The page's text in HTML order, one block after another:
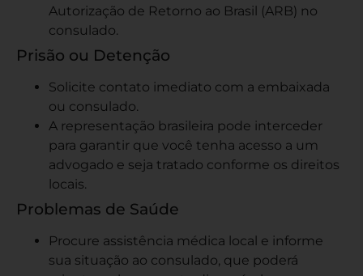
Autorização de Retorno ao Brasil (ARB) no
consulado.
Prisão ou Detenção
Solicite contato imediato com a embaixada
ou consulado.
A representação brasileira pode interceder
para garantir que você tenha acesso a um
advogado e seja tratado conforme os direitos
locais.
Problemas de Saúde
Procure assistência médica local e informe
sua situação ao consulado, que poderá